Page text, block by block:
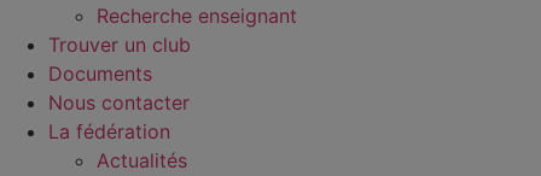
Recherche enseignant
Trouver un club
Documents
Nous contacter
La fédération
Actualités